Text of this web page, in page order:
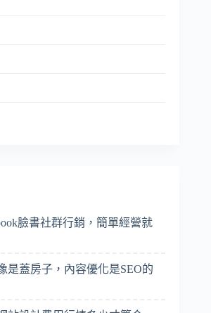
臉書社群行銷，簡單經營就
是蓋房子，內容優化是SEO的